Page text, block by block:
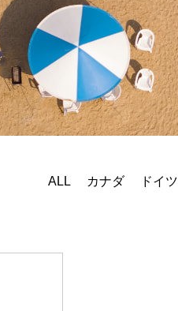
ALL カナダ ドイツ